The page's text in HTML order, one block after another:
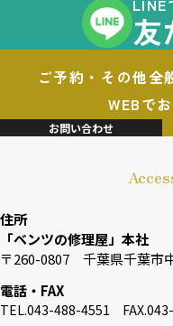
LINE
友
ご予約・その他全
WEBで
お問い合わせ
住所
「ベンツの修理屋」本社
〒260-0807 千葉県千葉市
電話・FAX
TEL.043-488-4551